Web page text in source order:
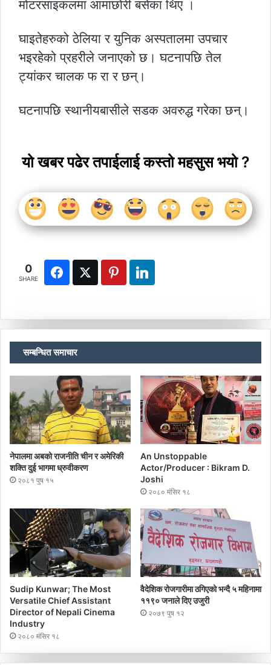
मोटरसाइकलमा आमाछोरी बसेका थिए ।
घाइतेहरुको ठेलिया र युनिक अस्पतालमा उपचार
भइरहेको प्रहरीले जनाएको छ। घटनापछि तेल
ट्यांकर चालक फ रा र छन्।
घटनापछि स्थानीयबासीले सडक अवरुद्ध गरेका छन्।
यो खबर पढेर तपाईलाई कस्तो महसुस भयो ?
0
SHARE
सम्बन्धित समाचार
नेपालमा अबको राजनीति चीन र अमेरिकी
शक्ति दुई भागमा ध्रुवीकरण
२०८१ पुष १५
An Unstoppable
Actor/Producer : Bikram D.
Joshi
२०८० मंसिर १८
Sudip Kunwar; The Most
Versatile Chief Assistant
Director of Nepali Cinema
Industry
२०८० मंसिर १८
वैदेशिक रोजगारीमा ठगिएको भन्दै ५ महिनामा
११९० जनाले दिए उजुरी
२०७९ पुष १२